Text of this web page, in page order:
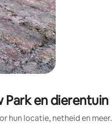
Park en dierentuin
hun locatie, netheid en meer.